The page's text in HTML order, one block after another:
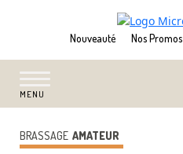
Nouveauté Nos Promos
MENU
BRASSAGE AMATEUR